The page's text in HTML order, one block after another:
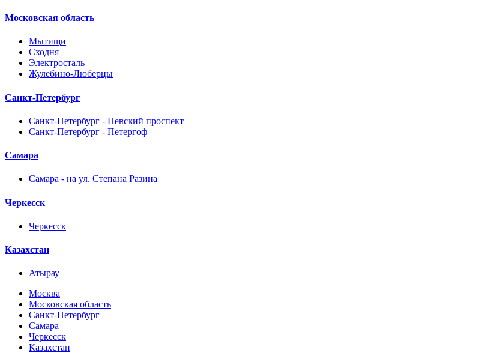
Московская область
Мытищи
Сходня
Электросталь
Жулебино-Люберцы
Санкт-Петербург
Санкт-Петербург - Невский проспект
Санкт-Петербург - Петергоф
Самара
Самара - на ул. Степана Разина
Черкесск
Черкесск
Казахстан
Атырау
Москва
Московская область
Санкт-Петербург
Самара
Черкесск
Казахстан